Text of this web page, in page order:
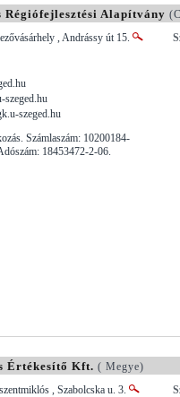
Régiófejlesztési Alapítvány
, Andrássy út 15.
szeged.hu
Számlaszám: 10200184-
18453472-2-06.
Értékesítő Kft. ( Megye)
, Szabolcska u. 3.